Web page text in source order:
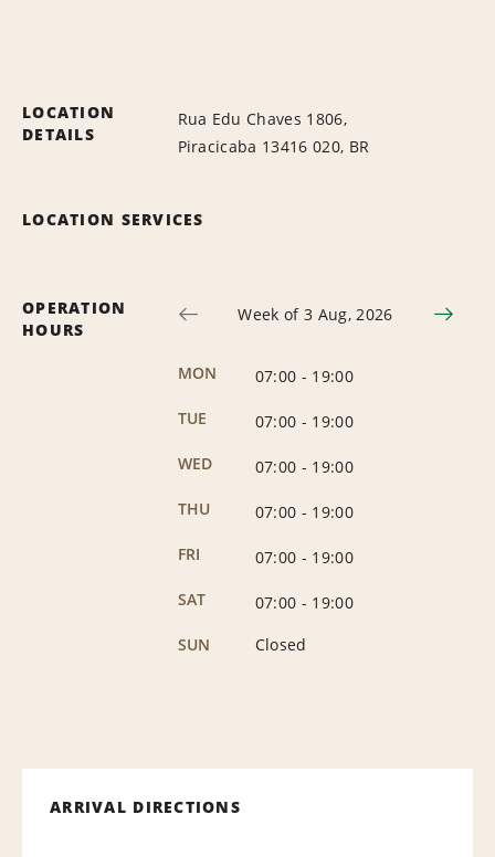
LOCATION
DETAILS
Rua Edu Chaves 1806,
Piracicaba 13416 020, BR
LOCATION SERVICES
OPERATION
HOURS
Week of 3 Aug, 2026
MON 07:00 - 19:00
TUE
07:00 - 19:00
WED
07:00 - 19:00
THU
07:00 - 19:00
FRI
07:00 - 19:00
SAT
07:00 - 19:00
SUN
Closed
ARRIVAL DIRECTIONS